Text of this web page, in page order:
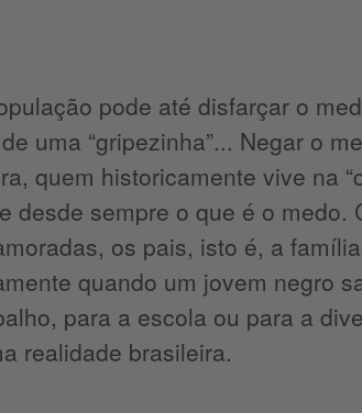
pode até disfarçar o
uma “gripezinha”... Negar o
quem historicamente vive na
desde sempre o que é o medo.
os pais, isto é, a
quando um jovem negro
para a escola ou para a
realidade brasileira.